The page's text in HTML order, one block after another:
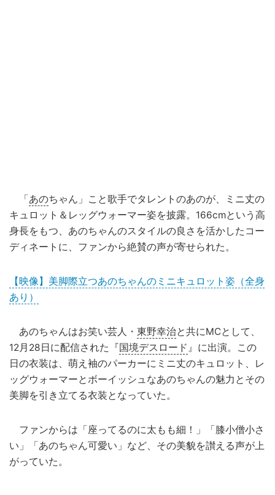
「あのちゃん」こと歌手でタレントのあのが、ミニ丈の
キュロット＆レッグウォーマー姿を披露。166cmという高
身長をもつ、あのちゃんのスタイルの良さを活かしたコー
ディネートに、ファンから絶賛の声が寄せられた。
【映像】美脚際立つあのちゃんのミニキュロット姿（全身
あり）
あのちゃんはお笑い芸人・ 東野幸治と共にMCとして、
12月28日に配信された『国境デスロード 』に出演。この
日の衣装は、萌え袖のパーカーにミニ丈のキュロット、レ
ッグウォーマーとボーイッシュなあのちゃんの魅力とその
美脚を引き立てる衣装となっていた。
ファンからは「座ってるのに太もも細！」「膝小僧小さ
い」「あのちゃん可愛い」など、その美貌を讃える声が上
がっていた。